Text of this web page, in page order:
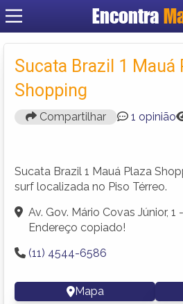
Encontra
Criar
Sucata Brazil 1 Mauá
Shopping
Compartilhar 1 opinião
Sucata Brazil 1 Mauá Plaza
surf localizada no Piso Térreo.
Av. Gov. Mário Covas Júnior,
Endereço copiado!
(11) 4544-6586
Mapa